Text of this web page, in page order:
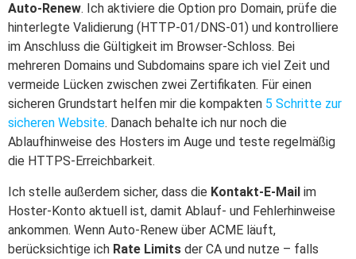
Auto-Renew. Ich aktiviere die Option pro Domain, prüfe die
hinterlegte Validierung (HTTP-01/DNS-01) und kontrolliere
im Anschluss die Gültigkeit im Browser-Schloss. Bei
mehreren Domains und Subdomains spare ich viel Zeit und
vermeide Lücken zwischen zwei Zertifikaten. Für einen
sicheren Grundstart helfen mir die kompakten 5 Schritte zur
sicheren Website. Danach behalte ich nur noch die
Ablaufhinweise des Hosters im Auge und teste regelmäßig
die HTTPS-Erreichbarkeit.
Ich stelle außerdem sicher, dass die Kontakt-E-Mail im
Hoster-Konto aktuell ist, damit Ablauf- und Fehlerhinweise
ankommen. Wenn Auto-Renew über ACME läuft,
berücksichtige ich Rate Limits der CA und nutze – falls